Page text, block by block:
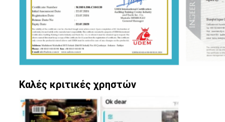
Καλές κριτικές χρηστών